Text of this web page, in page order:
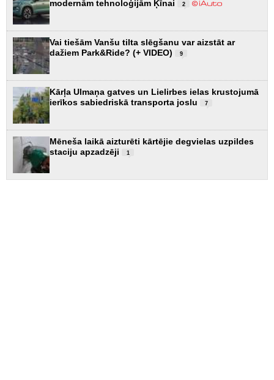
modernām tehnoloģijām Ķīnai
2
Vai tiešām Vanšu tilta slēgšanu var aizstāt ar
dažiem Park&Ride? (+ VIDEO)
9
Kārļa Ulmaņa gatves un Lielirbes ielas krustojumā
ierīkos sabiedriskā transporta joslu
7
Mēneša laikā aizturēti kārtējie degvielas uzpildes
staciju apzadzēji
1